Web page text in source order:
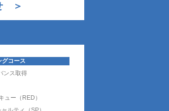
＞
グコース
ンス取得
ュー（RED）